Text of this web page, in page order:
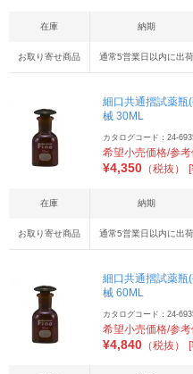
在庫 納期
お取り寄せ商品 通常5営業日以内に出荷
細口共通摺試薬瓶
械 30ML
カタログコード：24-
希望小売価格/参
¥4,350 （税抜）
在庫 納期
お取り寄せ商品 通常5営業日以内に出荷
細口共通摺試薬瓶
械 60ML
カタログコード：24-
希望小売価格/参
¥4,840 （税抜）